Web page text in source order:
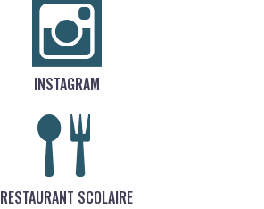
INSTAGRAM
RESTAURANT SCOLAIRE